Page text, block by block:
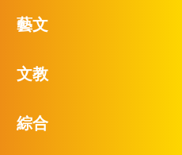
藝文
文教
綜合